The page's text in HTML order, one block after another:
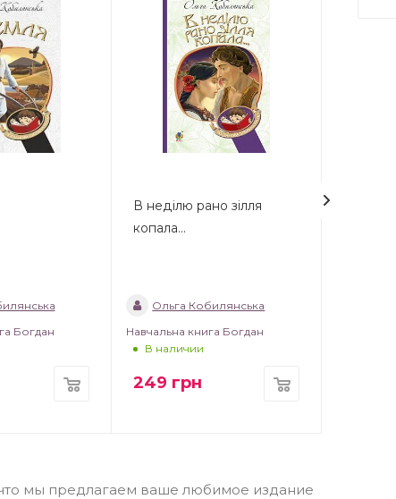
Богдан
В неділю рано зілля
копала…
Ольга Кобилянська
Навчальна книга Богдан
В наличии
249 грн
мы предлагаем ваше любимое издание